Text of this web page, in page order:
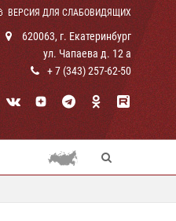
ВЕРСИЯ ДЛЯ СЛАБОВИДЯЩИХ
620063, г. Екатеринбург
ул. Чапаева д. 12 а
+ 7 (343) 257-62-50